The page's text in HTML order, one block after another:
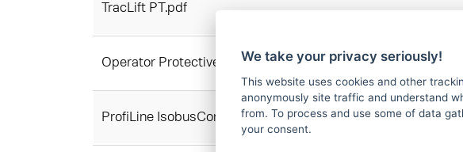
TracLift PT.pdf
Operator Protective Guard (OPG) Kit PT.pdf
ProfiLine IsobusConnected P1617 PT.pdf
We take your privacy seriously!
This website uses cookies and other
anonymously site traffic and understand
from. To process and use some of data
your consent.